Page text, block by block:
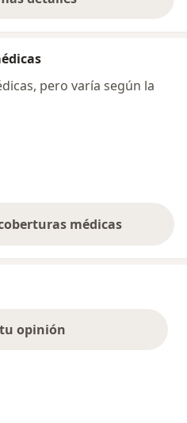
sobre la dirección
pero varía según la
médicas
opinión